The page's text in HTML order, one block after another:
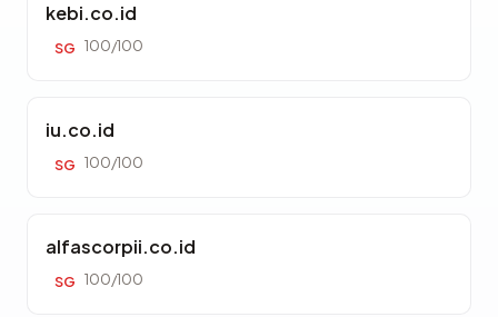
kebi.co.id
SG 100/100
iu.co.id
SG 100/100
alfascorpii.co.id
SG 100/100